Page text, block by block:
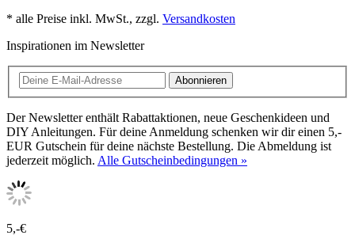
* alle Preise inkl. MwSt., zzgl. Versandkosten
Inspirationen im Newsletter
Abonnieren
Der Newsletter enthält Rabattaktionen, neue Geschenkideen und
DIY Anleitungen. Für deine Anmeldung schenken wir dir einen 5,-
EUR Gutschein für deine nächste Bestellung. Die Abmeldung ist
jederzeit möglich. Alle Gutscheinbedingungen »
5,-€